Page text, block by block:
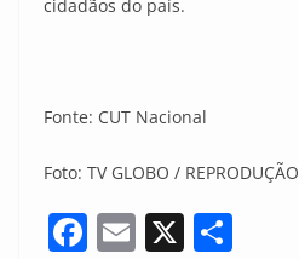
cidadãos do país.
Fonte: CUT Nacional
Foto: TV GLOBO / REPRODUÇÃO
F E X